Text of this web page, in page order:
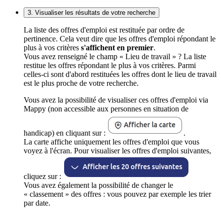
3. Visualiser les résultats de votre recherche
La liste des offres d'emploi est restituée par ordre de
pertinence. Cela veut dire que les offres d'emploi répondant le
plus à vos critères s'affichent en premier.
Vous avez renseigné le champ « Lieu de travail » ? La liste
restitue les offres répondant le plus à vos critères. Parmi
celles-ci sont d'abord restituées les offres dont le lieu de travail
est le plus proche de votre recherche.
Vous avez la possibilité de visualiser ces offres d'emploi via
Mappy (non accessible aux personnes en situation de
handicap) en cliquant sur :
.
La carte affiche uniquement les offres d'emploi que vous
voyez à l'écran. Pour visualiser les offres d'emploi suivantes,
cliquez sur :
Vous avez également la possibilité de changer le
« classement » des offres : vous pouvez par exemple les trier
par date.